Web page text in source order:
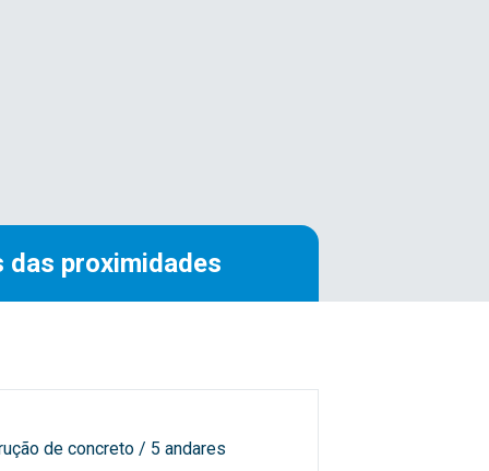
proximidades
de concreto / 5 andares